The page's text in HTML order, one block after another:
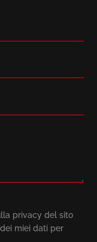
privacy del sito
miei dati per